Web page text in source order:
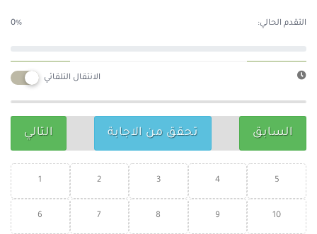
التقدم الحالي: 0%
الانتقال التلقائي
السابق تحقق من الاجابة التالي
1 2 3 4 5
6 7 8 9 10